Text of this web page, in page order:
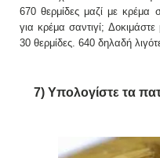
670 θερμίδες μαζί με κρέμα
για κρέμα σαντιγί;
30 θερμίδες. 640 δηλαδή
7) Υπολογίστε τα